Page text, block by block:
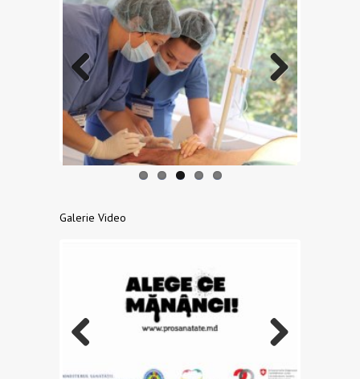
Previo
us
Next
Galerie Video
us